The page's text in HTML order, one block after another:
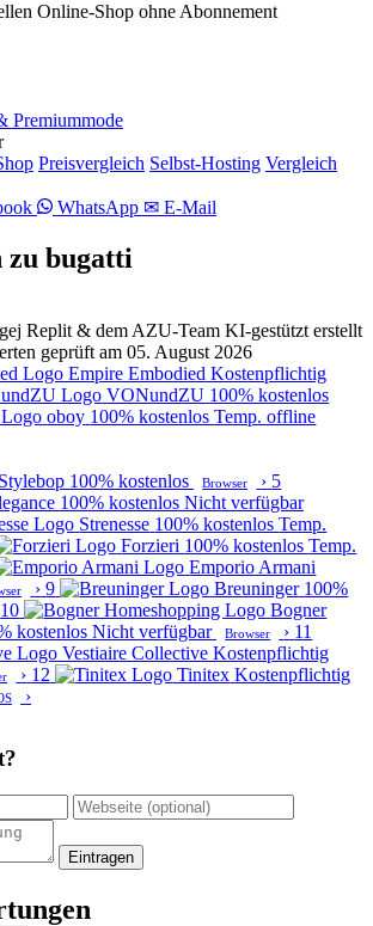
Online-Shop ohne Abonnement
Premiummode
Preisvergleich Selbst-Hosting Vergleich
WhatsApp ✉ E-Mail
bugatti
Replit & dem AZU-Team KI-gestützt erstellt
geprüft am 05. August 2026
Empire Embodied Kostenpflichtig
VONundZU 100% kostenlos
oboy 100% kostenlosTemp. offline
Stylebop 100% kostenlos Browser › 5
100% kostenlos Nicht verfügbar
Strenesse 100% kostenlosTemp.
Forzieri 100% kostenlosTemp.
Emporio Armani
› 9 Breuninger 100%
10
Bogner
kostenlos Nicht verfügbar Browser › 11
Vestiaire Collective Kostenpflichtig
› 12 Tinitex Kostenpflichtig
›
Eintragen